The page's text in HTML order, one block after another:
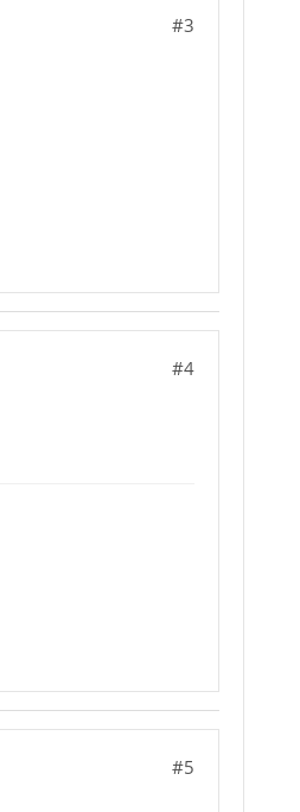
#3
#4
#5